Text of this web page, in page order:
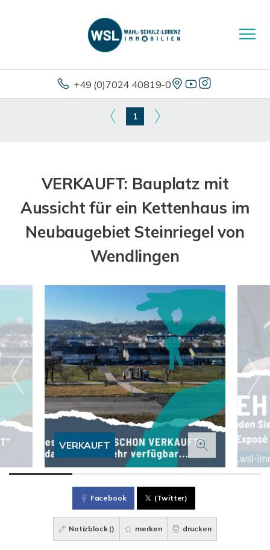
+49 (0)7024 40819-0
1
VERKAUFT: Bauplatz mit
Aussicht für ein Kettenhaus im
Neubaugebiet Steinriegel von
Wendlingen
VERKAUFT
Facebook (Twitter)
Notizblock () merken drucken